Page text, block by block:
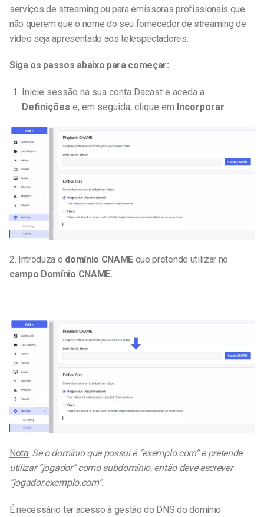
serviços de streaming ou para emissoras profissionais que
não querem que o nome do seu fornecedor de streaming de
vídeo seja apresentado aos telespectadores.
Siga os passos abaixo para começar:
Inicie sessão na sua conta Dacast e aceda a
Definições e, em seguida, clique em Incorporar.
2. Introduza o domínio CNAME que pretende utilizar no
campo Domínio CNAME.
Nota: Se o domínio que possui é “exemplo.com” e pretende
utilizar “jogador” como subdomínio, então deve escrever
“jogador.exemplo.com”.
É necessário ter acesso à gestão do DNS do domínio